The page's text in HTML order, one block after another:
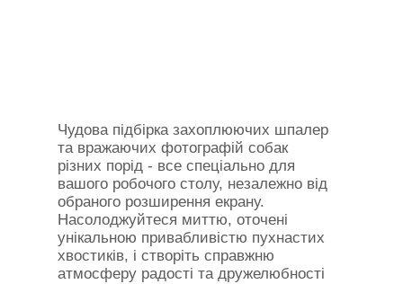
Чудова підбірка захоплюючих шпалер
та вражаючих фотографій собак
різних порід - все спеціально для
вашого робочого столу, незалежно від
обраного розширення екрану.
Насолоджуйтеся миттю, оточені
унікальною привабливістю пухнастих
хвостиків, і створіть справжню
атмосферу радості та дружелюбності